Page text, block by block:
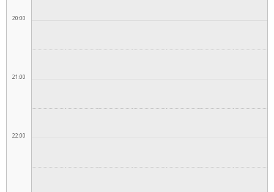
20:00
21:00
22:00